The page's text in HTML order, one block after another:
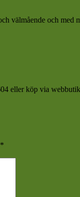
välmående och med
eller köp via
*